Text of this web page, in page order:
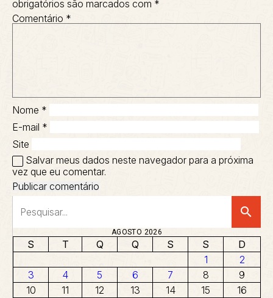
obrigatórios são marcados com *
Comentário *
Nome *
E-mail *
Site
Salvar meus dados neste navegador para a próxima
vez que eu comentar.
search
AGOSTO 2026
S T Q Q S S
D
1
2
3
4 5 6 7 8
9
10
11 12 13 14 15
16